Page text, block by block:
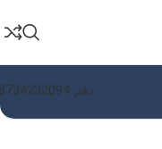
دفتر 08734232094